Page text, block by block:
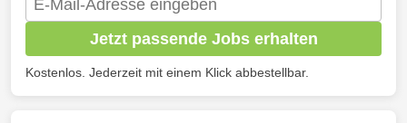
Jetzt passende Jobs erhalten
Kostenlos. Jederzeit mit einem Klick abbestellbar.